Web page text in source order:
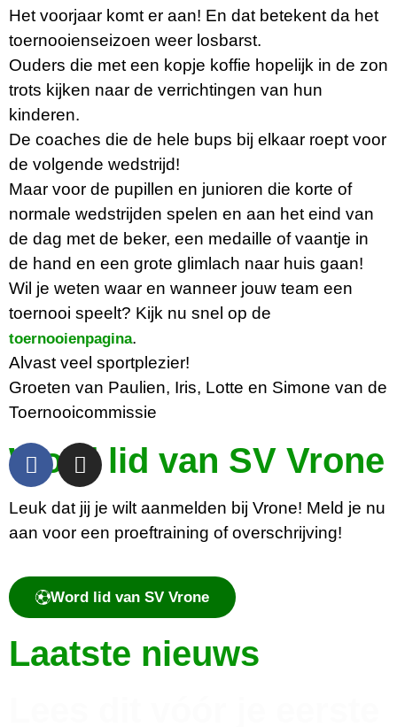
Het voorjaar komt er aan! En dat betekent da het
toernooienseizoen weer losbarst.
Ouders die met een kopje koffie hopelijk in de zon
trots kijken naar de verrichtingen van hun
kinderen.
De coaches die de hele bups bij elkaar roept voor
de volgende wedstrijd!
Maar voor de pupillen en junioren die korte of
normale wedstrijden spelen en aan het eind van
de dag met de beker, een medaille of vaantje in
de hand en een grote glimlach naar huis gaan!
Wil je weten waar en wanneer jouw team een
toernooi speelt? Kijk nu snel op de
toernooienpagina.
Alvast veel sportplezier!
Groeten van Paulien, Iris, Lotte en Simone van de
Toernooicommissie
Word lid van SV Vrone
Leuk dat jij je wilt aanmelden bij Vrone! Meld je nu
aan voor een proeftraining of overschrijving!
Word lid van SV Vrone
Laatste nieuws